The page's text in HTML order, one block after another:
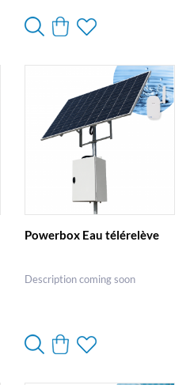
Powerbox Eau télérelève
Description coming soon